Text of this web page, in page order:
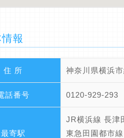
報
住 所 神奈川県横浜
話番号 0120-929-293
最寄駅
JR横浜線 長津
東急田園都市